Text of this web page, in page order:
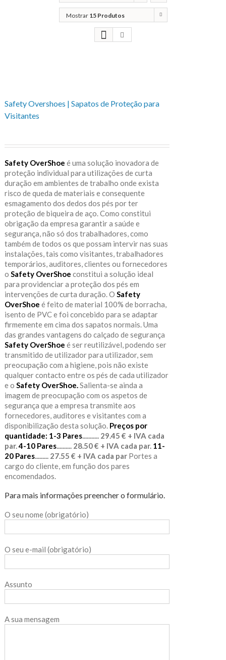
Mostrar 15 Produtos
Safety Overshoes | Sapatos de Proteção para
Visitantes
Safety OverShoe é uma solução inovadora de
proteção individual para utilizações de curta
duração em ambientes de trabalho onde exista
risco de queda de materiais e consequente
esmagamento dos dedos dos pés por ter
proteção de biqueira de aço. Como constitui
obrigação da empresa garantir a saúde e
segurança, não só dos trabalhadores, como
também de todos os que possam intervir nas suas
instalações, tais como visitantes, trabalhadores
temporários, auditores, clientes ou fornecedores
o Safety OverShoe constitui a solução ideal
para providenciar a proteção dos pés em
intervenções de curta duração. O Safety
OverShoe é feito de material 100% de borracha,
isento de PVC e foi concebido para se adaptar
firmemente em cima dos sapatos normais. Uma
das grandes vantagens do calçado de segurança
Safety OverShoe é ser reutilizável, podendo ser
transmitido de utilizador para utilizador, sem
preocupação com a higiene, pois não existe
qualquer contacto entre os pés de cada utilizador
e o Safety OverShoe. Salienta-se ainda a
imagem de preocupação com os aspetos de
segurança que a empresa transmite aos
fornecedores, auditores e visitantes com a
disponibilização desta solução. Preços por
quantidade: 1-3 Pares........... 29.45 € + IVA cada
par. 4-10 Pares.......... 28.50 € + IVA cada par. 11-
20 Pares......... 27.55 € + IVA cada parPortes a
cargo do cliente, em função dos pares
encomendados.
Para mais informações preencher o formulário.
O seu nome (obrigatório)
O seu e-mail (obrigatório)
Assunto
A sua mensagem